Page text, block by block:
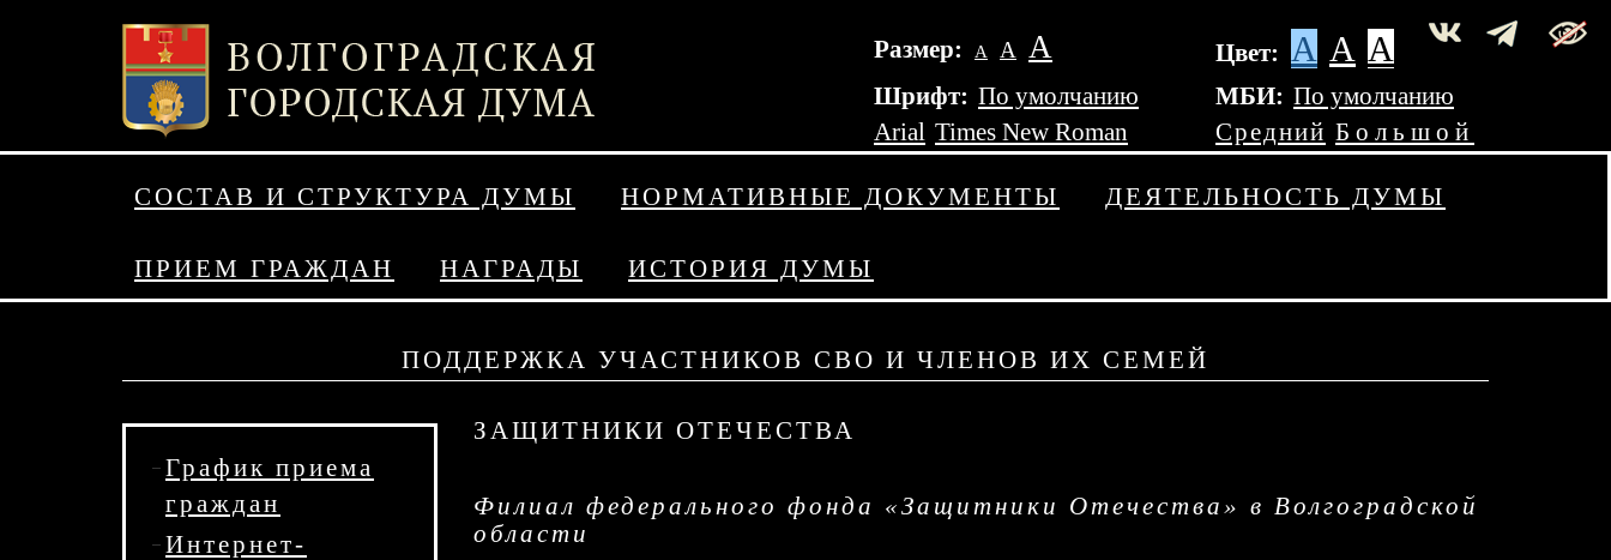
Размер: А А А Цвет: A A A
Шрифт: По умолчанию
Arial Times New Roman
МБИ: По умолчанию
Средний Большой
СОСТАВ И СТРУКТУРА ДУМЫ НОРМАТИВНЫЕ ДОКУМЕНТЫ ДЕЯТЕЛЬНОСТЬ ДУМЫ
ПРИЕМ ГРАЖДАН НАГРАДЫ ИСТОРИЯ ДУМЫ
ПОДДЕРЖКА УЧАСТНИКОВ СВО И ЧЛЕНОВ ИХ СЕМЕЙ
График приема
граждан
Интернет-
ЗАЩИТНИКИ ОТЕЧЕСТВА
Филиал федерального фонда «Защитники Отечества» в Волгоградской
области